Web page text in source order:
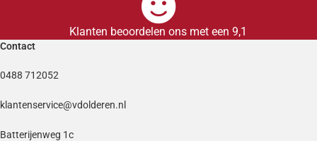
Klanten beoordelen ons met een 9,1
Contact
0488 712052
klantenservice@vdolderen.nl
Batterijenweg 1c